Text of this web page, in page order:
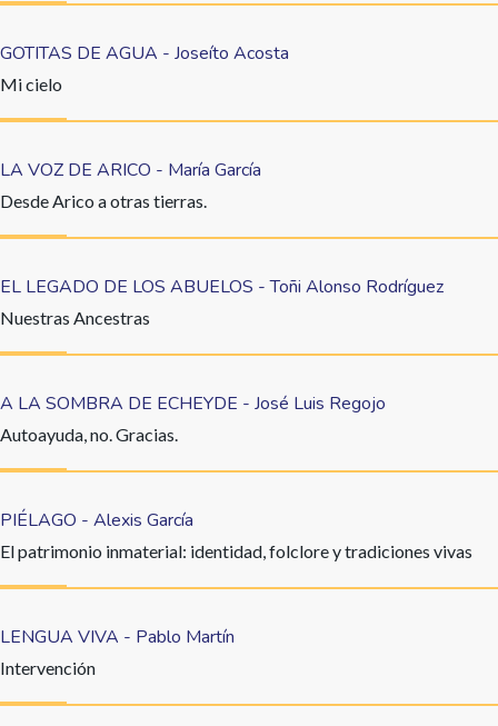
GOTITAS DE AGUA - Joseíto Acosta
Mi cielo
LA VOZ DE ARICO - María García
Desde Arico a otras tierras.
EL LEGADO DE LOS ABUELOS - Toñi Alonso Rodríguez
Nuestras Ancestras
A LA SOMBRA DE ECHEYDE - José Luis Regojo
Autoayuda, no. Gracias.
PIÉLAGO - Alexis García
El patrimonio inmaterial: identidad, folclore y tradiciones vivas
LENGUA VIVA - Pablo Martín
Intervención